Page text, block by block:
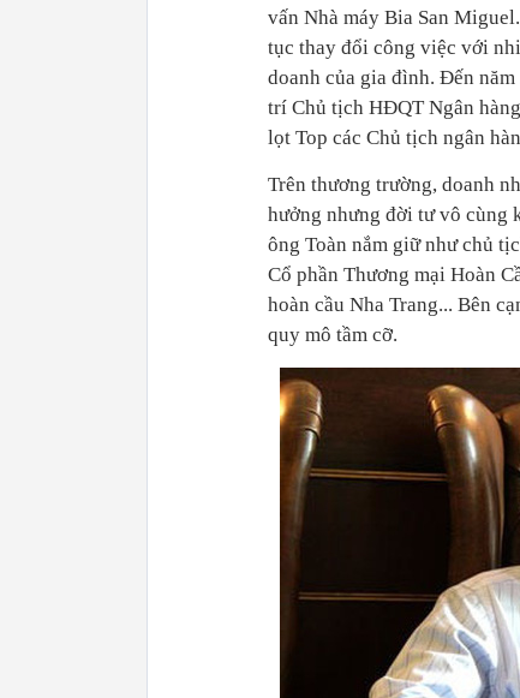
vấn Nhà máy Bia San
tục thay đổi công việc với
doanh của gia đình. Đến
trí Chủ tịch HĐQT Ngân
lọt Top các Chủ tịch ngân
Trên thương trường, doanh
hưởng nhưng đời tư vô cùng
ông Toàn nắm giữ như chủ
Cổ phần Thương mại Hoàn
hoàn cầu Nha Trang... Bên
quy mô tầm cỡ.